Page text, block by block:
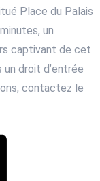
Place du Palais
un
captivant de cet
droit d’entrée
contactez le